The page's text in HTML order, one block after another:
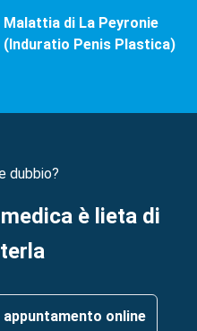
Malattia di La Peyronie
(Induratio Penis Plastica)
dubbio?
è lieta di
online